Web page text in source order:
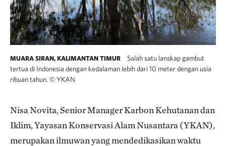
MUARA SIRAN, KALIMANTAN TIMUR
Salah satu lanskap gambut
tertua di Indonesia dengan kedalaman lebih dari 10 meter dengan usia
ribuan tahun. ©YKAN
Nisa Novita, Senior Manager Karbon Kehutanan dan
Iklim, Yayasan Konservasi Alam Nusantara (YKAN),
merupakan ilmuwan yang mendedikasikan waktu